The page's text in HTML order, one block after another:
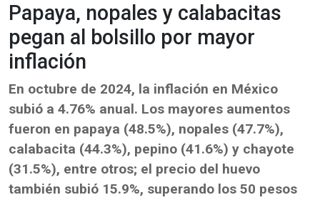
Papaya, nopales y calabacitas
pegan al bolsillo por mayor
inflación
En octubre de 2024, la inflación en México
subió a 4.76% anual. Los mayores aumentos
fueron en papaya (48.5%), nopales (47.7%),
calabacita (44.3%), pepino (41.6%) y chayote
(31.5%), entre otros; el precio del huevo
también subió 15.9%, superando los 50 pesos